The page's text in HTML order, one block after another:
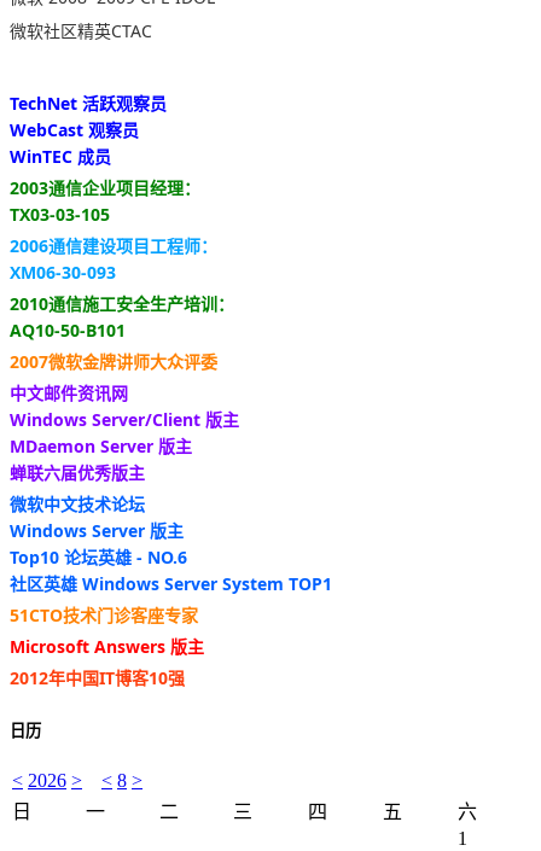
微软社区精英CTAC
TechNet 活跃观察员
WebCast 观察员
WinTEC 成员
2003通信企业项目经理：
TX03-03-105
2006通信建设项目工程师：
XM06-30-093
2010通信施工安全生产培训：
AQ10-50-B101
2007微软金牌讲师大众评委
中文邮件资讯网
Windows Server/Client 版主
MDaemon Server 版主
蝉联六届优秀版主
微软中文技术论坛
Windows Server 版主
Top10 论坛英雄 - NO.6
社区英雄 Windows Server System TOP1
51CTO技术门诊客座专家
Microsoft Answers 版主
2012年中国IT博客10强
日历
< 2026 > < 8 >
日
一 二 三 四 五
六
1